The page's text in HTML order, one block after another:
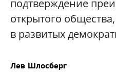
подтверждение
открытого
в развитых
Лев Шлосберг